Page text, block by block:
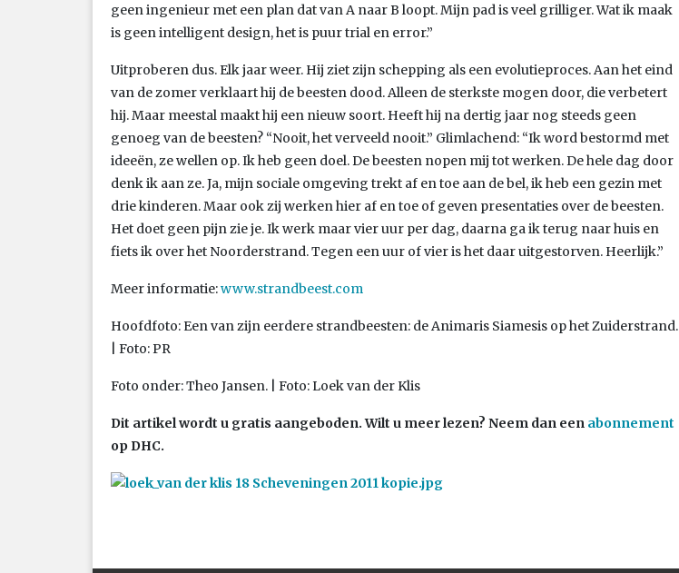
geen ingenieur met een plan dat van A naar B loopt. Mijn pad is veel grilliger. Wat ik maak
is geen intelligent design, het is puur trial en error.”
Uitproberen dus. Elk jaar weer. Hij ziet zijn schepping als een evolutieproces. Aan het eind
van de zomer verklaart hij de beesten dood. Alleen de sterkste mogen door, die verbetert
hij. Maar meestal maakt hij een nieuw soort. Heeft hij na dertig jaar nog steeds geen
genoeg van de beesten? “Nooit, het verveeld nooit.” Glimlachend: “Ik word bestormd met
ideeën, ze wellen op. Ik heb geen doel. De beesten nopen mij tot werken. De hele dag door
denk ik aan ze. Ja, mijn sociale omgeving trekt af en toe aan de bel, ik heb een gezin met
drie kinderen. Maar ook zij werken hier af en toe of geven presentaties over de beesten.
Het doet geen pijn zie je. Ik werk maar vier uur per dag, daarna ga ik terug naar huis en
fiets ik over het Noorderstrand. Tegen een uur of vier is het daar uitgestorven. Heerlijk.”
Meer informatie:www.strandbeest.com
Hoofdfoto: Een van zijn eerdere strandbeesten: de Animaris Siamesis op het Zuiderstrand.
| Foto: PR
Foto onder: Theo Jansen. | Foto: Loek van der Klis
Dit artikel wordt u gratis aangeboden. Wilt u meer lezen? Neem dan een abonnement
op DHC.